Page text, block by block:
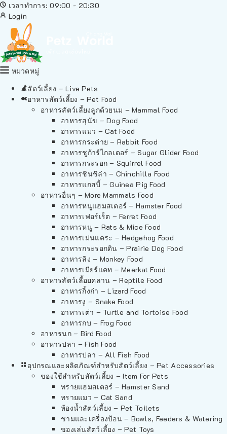
เวลาทำการ: 09:00 - 20:30
Login
หมวดหมู่
สัตว์เลี้ยง – Live Pets
อาหารสัตว์เลี้ยง – Pet Food
อาหารสัตว์เลี้ยงลูกด้วยนม – Mammal Food
อาหารสุนัข – Dog Food
อาหารแมว – Cat Food
อาหารกระต่าย – Rabbit Food
อาหารชูก้าร์ไกลเดอร์ – Sugar Glider Food
อาหารกระรอก – Squirrel Food
อาหารชินชิล่า – Chinchilla Food
อาหารแกสบี้ – Guinea Pig Food
อาหารอื่นๆ – More Mammals Food
อาหารหนูแฮมสเตอร์ – Hamster Food
อาหารเฟอร์เร็ต – Ferret Food
อาหารหนู – Rats & Mice Food
อาหารเม่นแคระ – Hedgehog Food
อาหารกระรอกดิน – Prairie Dog Food
อาหารลิง – Monkey Food
อาหารเมียร์แคท – Meerkat Food
อาหารสัตว์เลี้อยคลาน – Reptile Food
อาหารกิ้งก่า – Lizard Food
อาหารงู – Snake Food
อาหารเต่า – Turtle and Tortoise Food
อาหารกบ – Frog Food
อาหารนก – Bird Food
อาหารปลา – Fish Food
อาหารปลา – All Fish Food
อุปกรณและผลิตภัณฑ์สำหรับสัตว์เลี้ยง – Pet Accessories
ของใช้สำหรับสัตว์เลี้ยง – Item For Pets
ทรายแฮมสเตอร์ – Hamster Sand
ทรายแมว – Cat Sand
ห้องน้ำสัตว์เลี้ยง – Pet Toilets
ชามและเครื่องป้อน – Bowls, Feeders & Watering
ของเล่นสัตว์เลี้ยง – Pet Toys